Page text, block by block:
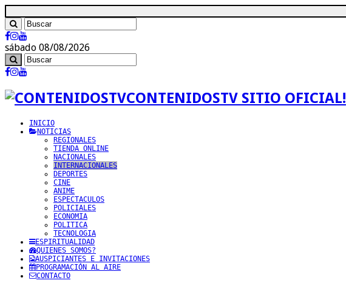
sábado 08/08/2026
CONTENIDOSTV SITIO OFICIAL!
INICIO
NOTICIAS
REGIONALES
TIENDA ONLINE
NACIONALES
INTERNACIONALES
DEPORTES
CINE
ANIME
ESPECTACULOS
POLICIALES
ECONOMIA
POLITICA
TECNOLOGIA
ESPIRITUALIDAD
QUIENES SOMOS?
AUSPICIANTES E INVITACIONES
PROGRAMACIÓN AL AIRE
CONTACTO